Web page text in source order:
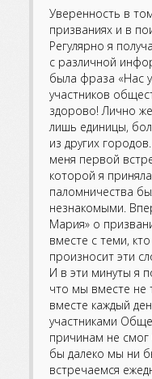
Уверенность в
призваниях и в
Регулярно я
с различной
была фраза «Нас
участников
здорово! Лично
лишь единицы,
из других
меня первой
которой я
паломничества
незнакомыми.
Мария» о
вместе с теми,
произносит эти
И в эти минуты я
что мы вместе не
вместе каждый
участниками
причинам не
бы далеко мы ни
встречаемся